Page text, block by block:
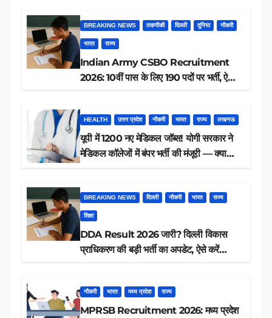
BREAKING NEWS तकनीकी दिल्ली दुनिया नौकरी
भारत राज्य
Indian Army CSBO Recruitment
2026: 10वीं पास के लिए 190 पदों पर भर्ती, ऐसे
HEALTH उत्तर प्रदेश नौकरी भारत राज्य लखनऊ
यूपी में 1200 नए मेडिकल जॉब्स! योगी सरकार ने
मेडिकल कॉलेजों में बंपर भर्ती की मंजूरी — क्या
BREAKING NEWS दिल्ली नौकरी भारत राज्य
शिक्षा
DDA Result 2026 जारी? दिल्ली विकास
प्राधिकरण की बड़ी भर्ती का अपडेट, ऐसे करें
नौकरी भारत मध्य प्रदेश राज्य
MPRSB Recruitment 2026: मध्य प्रदेश